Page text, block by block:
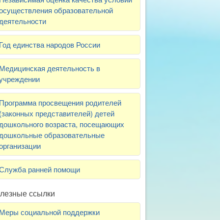
образовательной
единства народов России
деятельность в
просвещения родителей
представителей) детей
возраста, посещающих
образовательные
ранней помощи
ссылки
социальной поддержки